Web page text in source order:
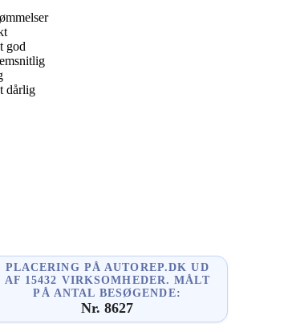
god
dårlig
PLACERING PÅ AUTOREP.DK UD
AF 15432 VIRKSOMHEDER. MÅLT
PÅ ANTAL BESØGENDE:
Nr. 8627